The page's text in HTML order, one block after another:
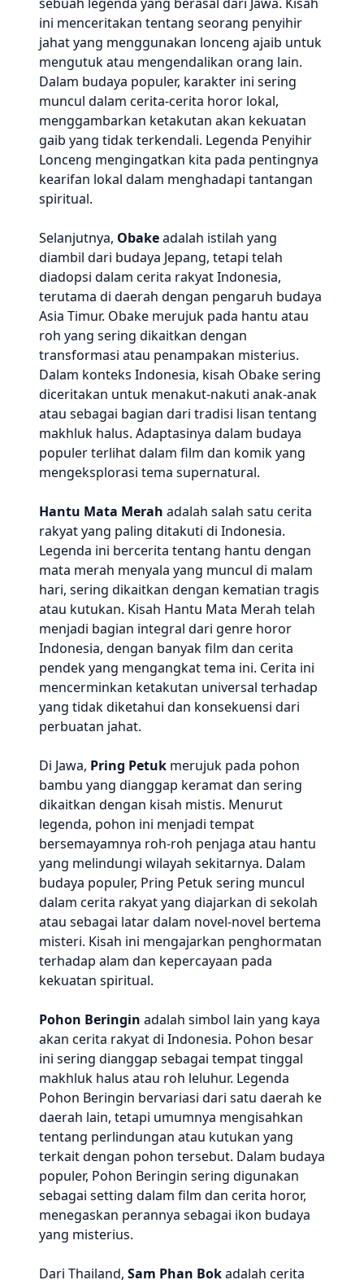
ini menceritakan tentang seorang penyihir
jahat yang menggunakan lonceng ajaib untuk
mengutuk atau mengendalikan orang lain.
Dalam budaya populer, karakter ini sering
muncul dalam cerita-cerita horor lokal,
menggambarkan ketakutan akan kekuatan
gaib yang tidak terkendali. Legenda Penyihir
Lonceng mengingatkan kita pada pentingnya
kearifan lokal dalam menghadapi tantangan
spiritual.
Selanjutnya, Obakeadalah istilah yang
diambil dari budaya Jepang, tetapi telah
diadopsi dalam cerita rakyat Indonesia,
terutama di daerah dengan pengaruh budaya
Asia Timur. Obake merujuk pada hantu atau
roh yang sering dikaitkan dengan
transformasi atau penampakan misterius.
Dalam konteks Indonesia, kisah Obake sering
diceritakan untuk menakut-nakuti anak-anak
atau sebagai bagian dari tradisi lisan tentang
makhluk halus. Adaptasinya dalam budaya
populer terlihat dalam film dan komik yang
mengeksplorasi tema supernatural.
Hantu Mata Merah adalah salah satu cerita
rakyat yang paling ditakuti di Indonesia.
Legenda ini bercerita tentang hantu dengan
mata merah menyala yang muncul di malam
hari, sering dikaitkan dengan kematian tragis
atau kutukan. Kisah Hantu Mata Merah telah
menjadi bagian integral dari genre horor
Indonesia, dengan banyak film dan cerita
pendek yang mengangkat tema ini. Cerita ini
mencerminkan ketakutan universal terhadap
yang tidak diketahui dan konsekuensi dari
perbuatan jahat.
Di Jawa, Pring Petuk merujuk pada pohon
bambu yang dianggap keramat dan sering
dikaitkan dengan kisah mistis. Menurut
legenda, pohon ini menjadi tempat
bersemayamnya roh-roh penjaga atau hantu
yang melindungi wilayah sekitarnya. Dalam
budaya populer, Pring Petuk sering muncul
dalam cerita rakyat yang diajarkan di sekolah
atau sebagai latar dalam novel-novel bertema
misteri. Kisah ini mengajarkan penghormatan
terhadap alam dan kepercayaan pada
kekuatan spiritual.
Pohon Beringin adalah simbol lain yang kaya
akan cerita rakyat di Indonesia. Pohon besar
ini sering dianggap sebagai tempat tinggal
makhluk halus atau roh leluhur. Legenda
Pohon Beringin bervariasi dari satu daerah ke
daerah lain, tetapi umumnya mengisahkan
tentang perlindungan atau kutukan yang
terkait dengan pohon tersebut. Dalam budaya
populer, Pohon Beringin sering digunakan
sebagai setting dalam film dan cerita horor,
menegaskan perannya sebagai ikon budaya
yang misterius.
Dari Thailand, Sam Phan Bokadalah cerita